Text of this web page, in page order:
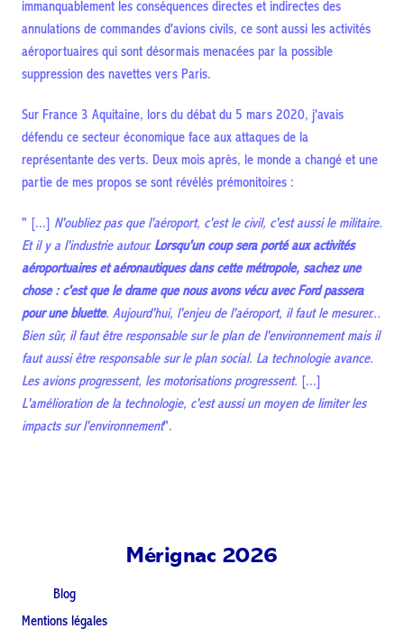
immanquablement les conséquences directes et indirectes des
annulations de commandes d'avions civils, ce sont aussi les activités
aéroportuaires qui sont désormais menacées par la possible
suppression des navettes vers Paris.
Sur France 3 Aquitaine, lors du débat du 5 mars 2020, j'avais
défendu ce secteur économique face aux attaques de la
représentante des verts. Deux mois après, le monde a changé et une
partie de mes propos se sont révélés prémonitoires :
" [...] N'oubliez pas que l'aéroport, c'est le civil, c'est aussi le militaire.
Et il y a l'industrie autour. Lorsqu'un coup sera porté aux activités
aéroportuaires et aéronautiques dans cette métropole, sachez une
chose : c'est que le drame que nous avons vécu avec Ford passera
pour une bluette. Aujourd'hui, l'enjeu de l'aéroport, il faut le mesurer...
Bien sûr, il faut être responsable sur le plan de l'environnement mais il
faut aussi être responsable sur le plan social. La technologie avance.
Les avions progressent, les motorisations progressent. [...]
L'amélioration de la technologie, c'est aussi un moyen de limiter les
impacts sur l'environnement".
Mérignac 2026
Blog
Mentions légales